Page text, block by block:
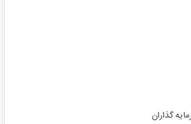
گذاران